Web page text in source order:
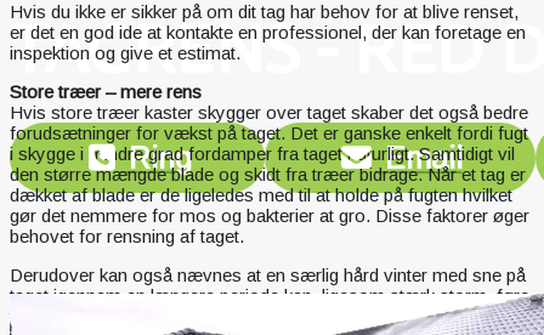
TAGRENS - RED
Ring Email
Hvis du ikke er sikker på om dit tag har behov for at blive renset,
er det en god ide at kontakte en professionel, der kan foretage en
inspektion og give et estimat.
Store træer – mere rens
Hvis store træer kaster skygger over taget skaber det også bedre
forudsætninger for vækst på taget. Det er ganske enkelt fordi fugt
i skygge i mindre grad fordamper fra taget naturligt. Samtidigt vil
den større mængde blade og skidt fra træer bidrage. Når et tag er
dækket af blade er de ligeledes med til at holde på fugten hvilket
gør det nemmere for mos og bakterier at gro. Disse faktorer øger
behovet for rensning af taget.
Derudover kan også nævnes at en særlig hård vinter med sne på
taget igennem en længere periode kan, ligesom stærk storm, føre
til et øget behov for rensning af taget.